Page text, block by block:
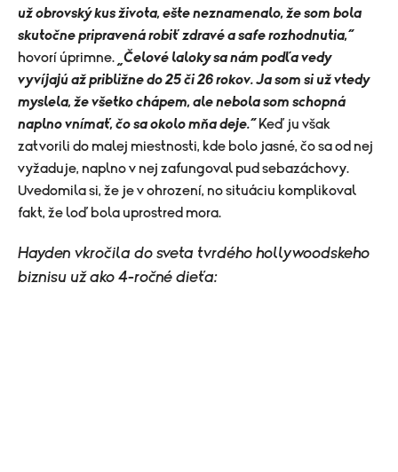
už obrovský kus života, ešte neznamenalo, že som bola
skutočne pripravená robiť zdravé a safe rozhodnutia,“
hovorí úprimne.
„Čelové laloky sa nám podľa vedy
vyvíjajú až približne do 25 či 26 rokov. Ja som si už vtedy
myslela, že všetko chápem, ale nebola som schopná
naplno vnímať, čo sa okolo mňa deje.“ Keď ju však
zatvorili do malej miestnosti, kde bolo jasné, čo sa od nej
vyžaduje, naplno v nej zafungoval pud sebazáchovy.
Uvedomila si, že je v ohrození, no situáciu komplikoval
fakt, že loď bola uprostred mora.
Hayden vkročila do sveta tvrdého hollywoodskeho
biznisu už ako 4-ročné dieťa: